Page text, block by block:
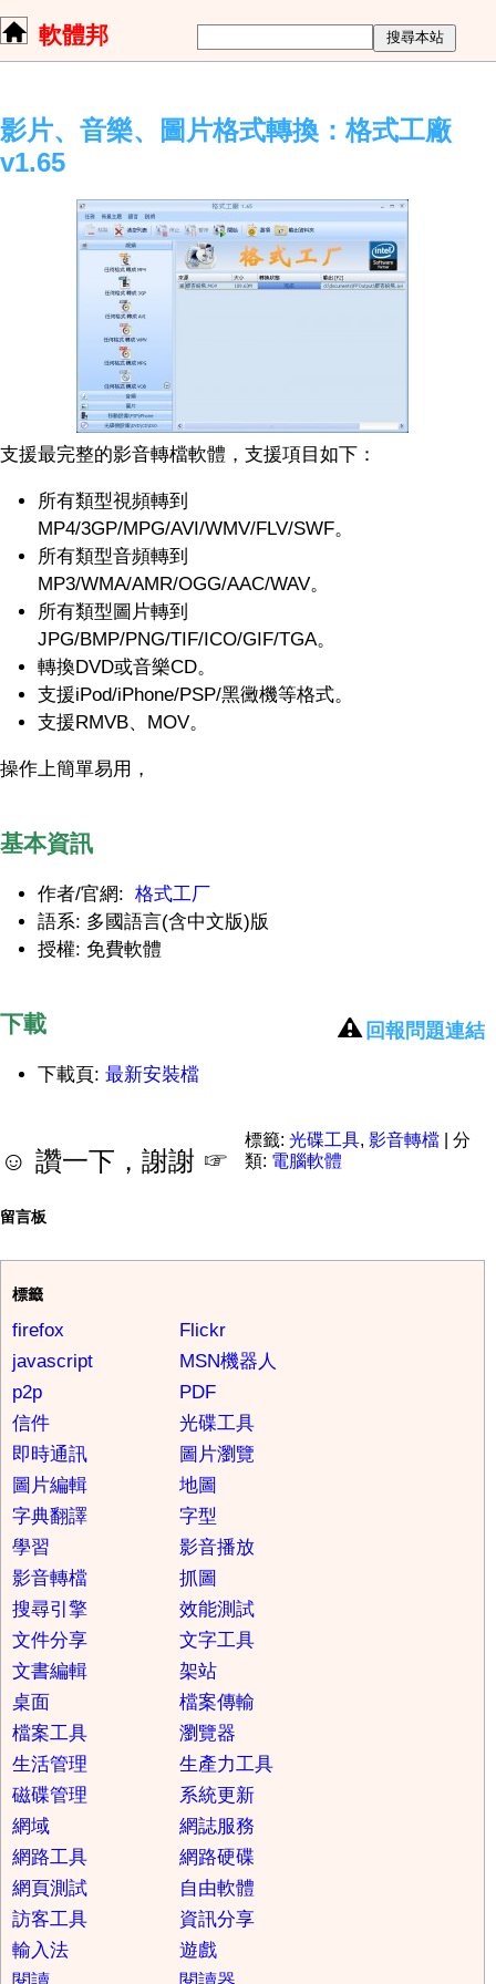
軟體邦
影片、音樂、圖片格式轉換：格式工廠
v1.65
支援最完整的影音轉檔軟體，支援項目如下：
所有類型視頻轉到
MP4/3GP/MPG/AVI/WMV/FLV/SWF。
所有類型音頻轉到
MP3/WMA/AMR/OGG/AAC/WAV。
所有類型圖片轉到
JPG/BMP/PNG/TIF/ICO/GIF/TGA。
轉換DVD或音樂CD。
支援iPod/iPhone/PSP/黑黴機等格式。
支援RMVB、MOV。
操作上簡單易用，
基本資訊
作者/官網: 格式工厂
語系: 多國語言(含中文版)版
授權: 免費軟體
回報問題連結
下載
下載頁:最新安裝檔
☺ 讚一下，謝謝 ☞
標籤: 光碟工具, 影音轉檔 | 分
類: 電腦軟體
留言板
標籤
firefox
Flickr
javascript
MSN機器人
p2p
PDF
信件
光碟工具
即時通訊
圖片瀏覽
圖片編輯
地圖
字典翻譯
字型
學習
影音播放
影音轉檔
抓圖
搜尋引擎
效能測試
文件分享
文字工具
文書編輯
架站
桌面
檔案傳輸
檔案工具
瀏覽器
生活管理
生產力工具
磁碟管理
系統更新
網域
網誌服務
網路工具
網路硬碟
網頁測試
自由軟體
訪客工具
資訊分享
輸入法
遊戲